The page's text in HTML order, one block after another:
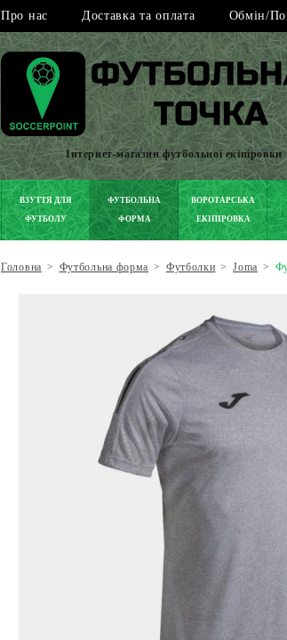
Про нас Доставка та оплата Обмін/
Інтернет-магазин футбольної екіпіровки
ВЗУТТЯ ДЛЯ
ФУТБОЛУ
ФУТБОЛЬНА
ФОРМА
ВОРОТАРСЬКА
ЕКІПІРОВКА
Головна > Футбольна форма > Футболки > Joma >